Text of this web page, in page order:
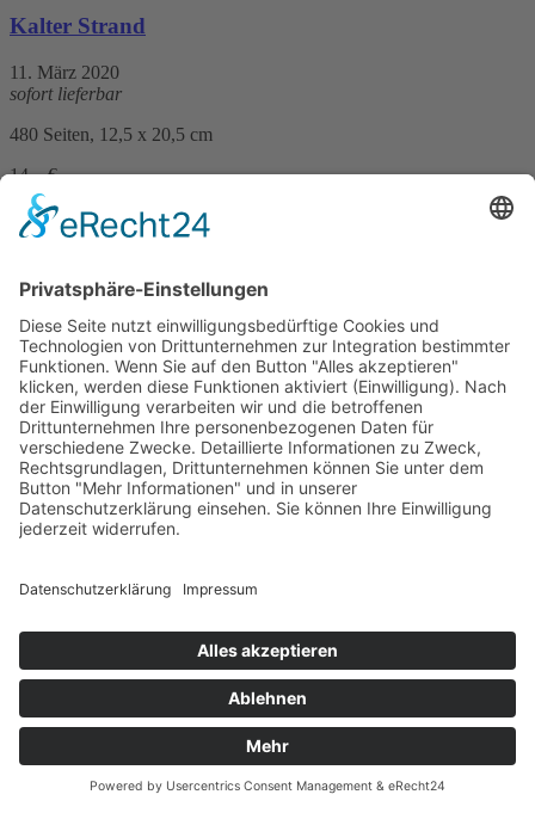
Kalter Strand
11. März 2020
sofort lieferbar
480 Seiten, 12,5 x 20,5 cm
14,– €
mehr Infos …
Kalter Strand
13. März 2019
sofort lieferbar
472 Seiten, 13,5 x 21 cm
16,– €
mehr Infos …
AGB
Sitemap
© 2026 Gmeiner-Verlag GmbH